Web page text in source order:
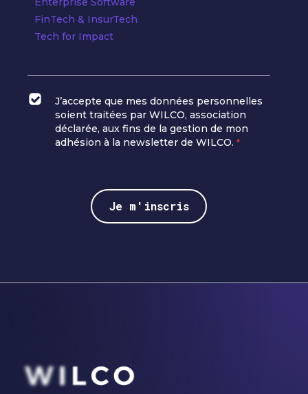
FinTech & InsurTech
Tech for Impact
J’accepte que mes données personnelles
soient traitées par WILCO, association
déclarée, aux fins de la gestion de mon
adhésion à la newsletter de WILCO. *